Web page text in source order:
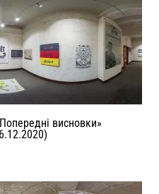
висновки»